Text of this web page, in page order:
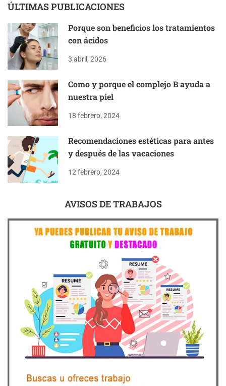
ÚLTIMAS PUBLICACIONES
Porque son beneficios los tratamientos
con ácidos
3 abril, 2026
Como y porque el complejo B ayuda a
nuestra piel
18 febrero, 2024
Recomendaciones estéticas para antes
y después de las vacaciones
12 febrero, 2024
AVISOS DE TRABAJOS